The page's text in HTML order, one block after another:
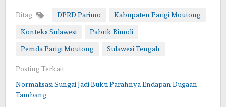
Ditag DPRD Parimo Kabupaten Parigi Moutong
Konteks Sulawesi Pabrik Bimoli
Pemda Parigi Moutong Sulawesi Tengah
Posting Terkait
Normalisasi Sungai Jadi Bukti Parahnya Endapan Dugaan
Tambang